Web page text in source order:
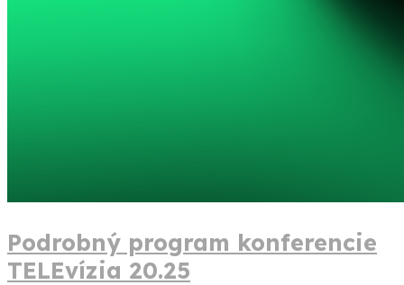
Podrobný program konferencie
TELEvízia 20.25